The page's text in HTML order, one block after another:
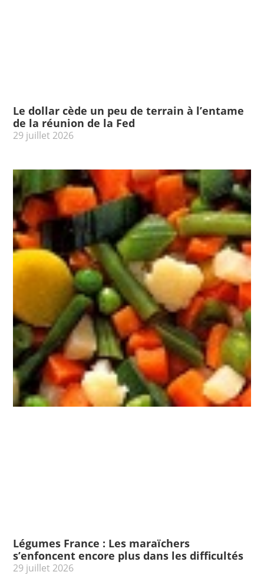
Le dollar cède un peu de terrain à l’entame
de la réunion de la Fed
29 juillet 2026
Légumes France : Les maraïchers
s’enfoncent encore plus dans les difficultés
29 juillet 2026